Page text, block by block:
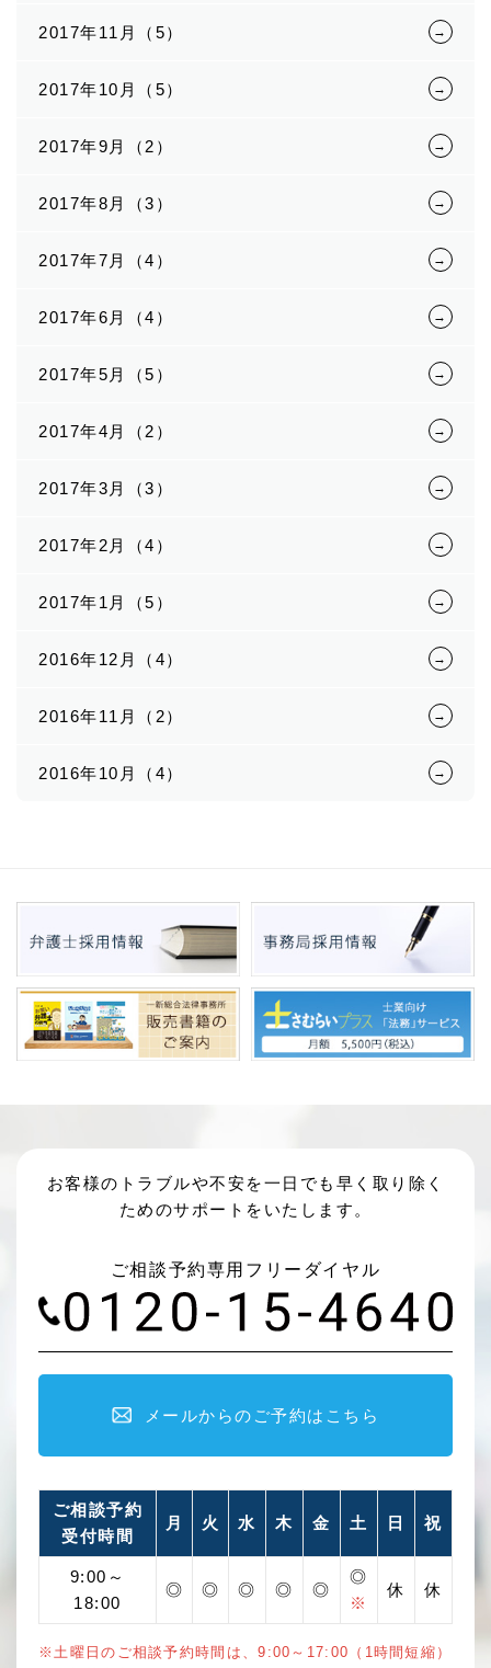
2017年11月（5）
2017年10月（5）
2017年9月（2）
2017年8月（3）
2017年7月（4）
2017年6月（4）
2017年5月（5）
2017年4月（2）
2017年3月（3）
2017年2月（4）
2017年1月（5）
2016年12月（4）
2016年11月（2）
2016年10月（4）
お客様のトラブルや不安を一日でも早く取り除く
ためのサポートをいたします。
ご相談予約専用フリーダイヤル
メールからのご予約はこちら
ご相談予約
受付時間
月 火 水 木 金 土 日 祝
9:00～
18:00
◎ ◎ ◎ ◎ ◎
◎
※
休 休
※土曜日のご相談予約時間は、9:00～17:00（1時間短縮）